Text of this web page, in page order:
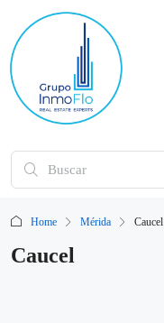
Home Mérida Caucel
Caucel